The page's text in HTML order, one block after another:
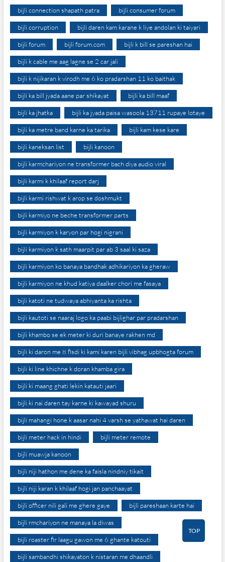
bijli connection shapath patra bijli consumer forum
bijli corruption bijli daren kam karane k liye andolan ki taiyari
bijli forum bijli forum.com bijli k bill se pareshan hai
bijli k cable me aag lagne se 2 car jali
bijli k nijikaran k virodh me 6 ko pradarshan 11 ko baithak
bijli ka bill jyada aane par shikayat bijli ka bill maaf
bijli ka jhatka bijli ka jyada paisa wasoola 13711 rupaye lotaye
bijli ka metre band karne ka tarika bijli kam kese kare
bijli kaneksan list bijli kanoon
bijli karmchariyon ne transformer bach diya audio viral
bijli karmi k khilaaf report darj
bijli karmi rishwat k arop se doshmukt
bijli karmiyo ne beche transformer parts
bijli karmiyon k karyon par hogi nigrani
bijli karmiyon k sath maarpit par ab 3 saal ki saza
bijli karmiyon ko banaya bandhak adhikariyon ka gheraw
bijli karmiyon ne khud katiya daalker chori me fasaya
bijli katoti ne tudwaya abhiyanta ka rishta
bijli kautoti se naaraj logo ka paabi bijlighar par pradarshan
bijli khambo se ek meter ki duri banaye rakhen md
bijli ki daron me 8 fisdi ki kami karen bijli vibhag upbhogta forum
bijli ki line khichne k doran khamba gira
bijli ki maang ghati lekin katauti jaari
bijli ki nai daren tay karne ki kawayad shuru
bijli mahangi hone k aasar nahi 4 varsh se yathawat hai daren
bijli meter hack in hindi bijli meter remote
bijli muawja kanoon
bijli niji hathon me dene ka faisla nindniy tikait
bijli niji karan k khilaaf hogi jan panchaayat
bijli officer nili gali me ghere gaye bijli pareshaan karte hai
bijli rmchariyon ne manaya la diwas
bijli roaster fir laagu gawon me 6 ghante katouti
bijli sambandhi shikayaton k nistaran me dhaandli
TOP